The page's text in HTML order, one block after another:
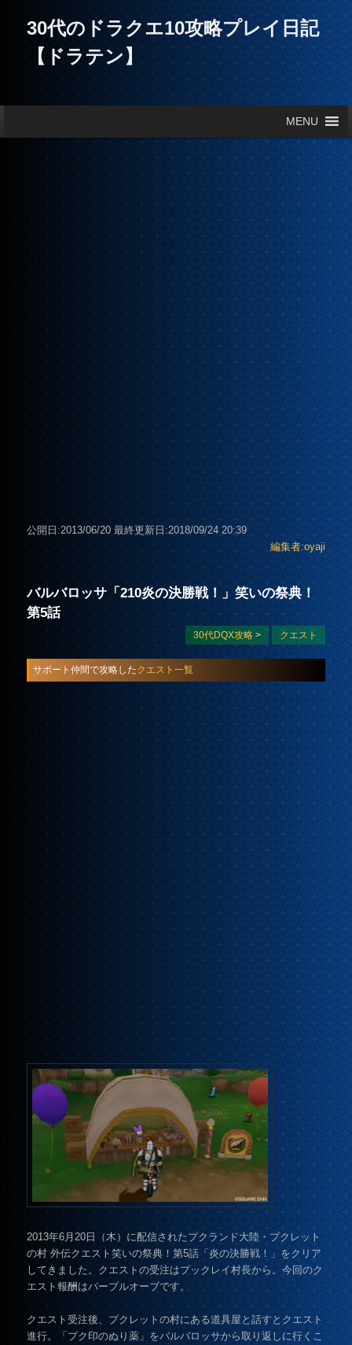
30代のドラクエ10攻略プレイ日記
【ドラテン】
MENU
公開日:2013/06/20 最終更新日:2018/09/24 20:39
編集者:oyaji
バルバロッサ「210炎の決勝戦！」笑いの祭典！
第5話
30代DQX攻略> クエスト
サポート仲間で攻略したクエスト一覧
2013年6月20日（木）に配信されたプクランド大陸・プクレット
の村 外伝クエスト笑いの祭典！第5話「炎の決勝戦！」をクリア
してきました。クエストの受注はプックレイ村長から。今回のク
エスト報酬はパープルオーブです。
クエスト受注後、プクレットの村にある道具屋と話すとクエスト
進行。「プク印のぬり薬」をバルバロッサから取り返しに行くこ